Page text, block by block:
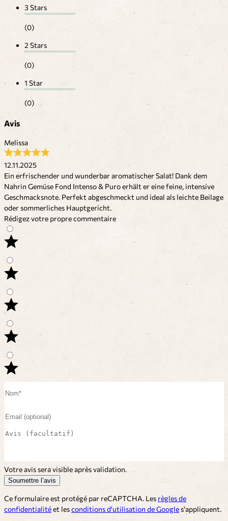
3 Stars
(0)
2 Stars
(0)
1 Star
(0)
Avis
Melissa
12.11.2025
Ein erfrischender und wunderbar aromatischer Salat! Dank dem
Nahrin Gemüse Fond Intenso & Puro erhält er eine feine, intensive
Geschmacksnote. Perfekt abgeschmeckt und ideal als leichte Beilage
oder sommerliches Hauptgericht.
Rédigez votre propre commentaire
Votre avis sera visible après validation.
Soumettre l’avis
Ce formulaire est protégé par reCAPTCHA. Les règles de
confidentialitéet lesconditions d'utilisation de Google s'appliquent.